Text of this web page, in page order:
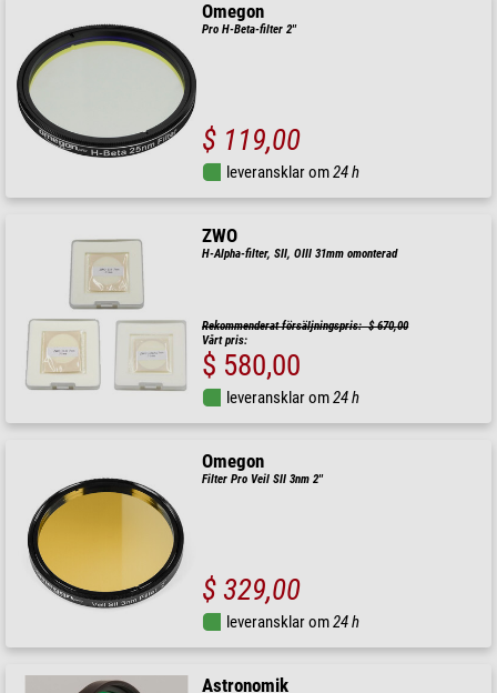
Omegon
Pro H-Beta-filter 2''
$ 119,00
leveransklar om24 h
ZWO
H-Alpha-filter, SII, OIII 31mm omonterad
Rekommenderat försäljningspris: $ 670,00
Vårt pris:
$ 580,00
leveransklar om24 h
Omegon
Filter Pro Veil SII 3nm 2''
$ 329,00
leveransklar om24 h
Astronomik